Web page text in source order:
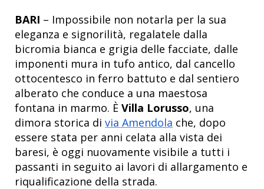
BARI – Impossibile non notarla per la sua
eleganza e signorilità, regalatele dalla
bicromia bianca e grigia delle facciate, dalle
imponenti mura in tufo antico, dal cancello
ottocentesco in ferro battuto e dal sentiero
alberato che conduce a una maestosa
fontana in marmo. È Villa Lorusso, una
dimora storica di via Amendola che, dopo
essere stata per anni celata alla vista dei
baresi, è oggi nuovamente visibile a tutti i
passanti in seguito ai lavori di allargamento e
riqualificazione della strada.